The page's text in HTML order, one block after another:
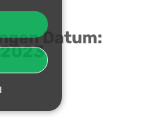
Datum: